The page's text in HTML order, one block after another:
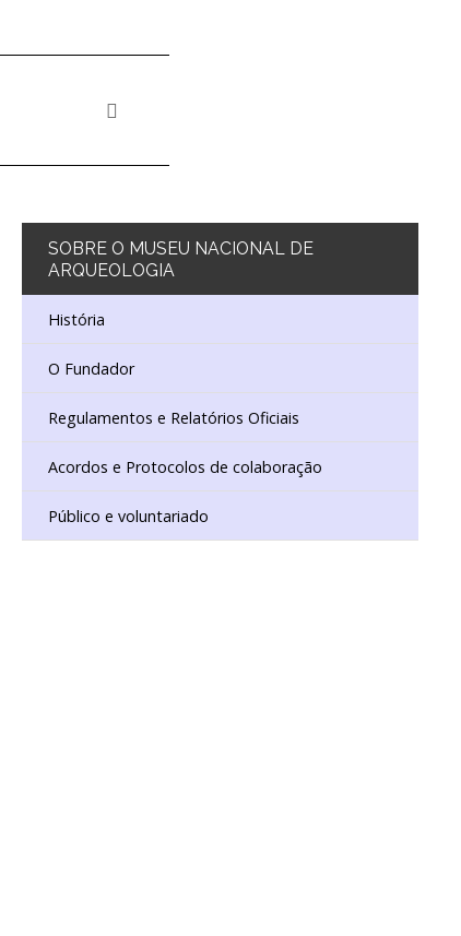
SOBRE O MUSEU NACIONAL DE
ARQUEOLOGIA
História
O Fundador
Regulamentos e Relatórios Oficiais
Acordos e Protocolos de colaboração
Público e voluntariado